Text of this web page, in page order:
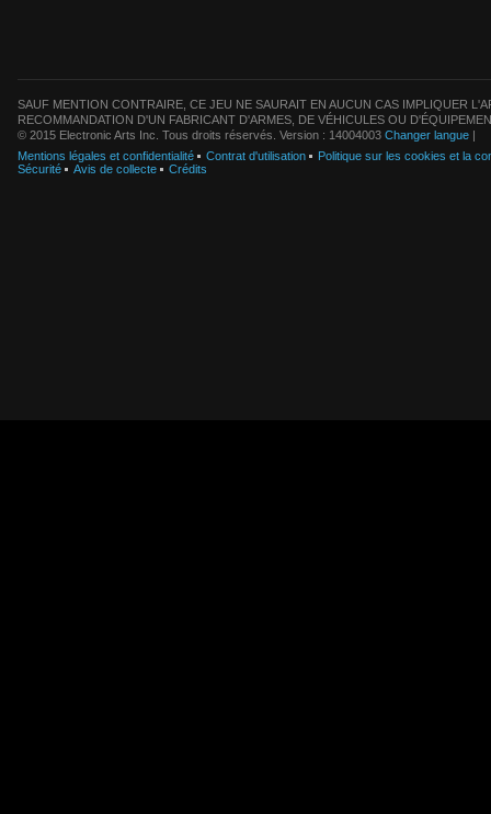
SAUF MENTION CONTRAIRE, CE JEU NE SAURAIT EN AUCUN CAS IMPLIQUER
RECOMMANDATION D'UN FABRICANT D'ARMES, DE VÉHICULES OU
© 2015 Electronic Arts Inc. Tous droits réservés. Version : 14004003 Changer langue |
Mentions légales et confidentialité
Contrat d'utilisation
Politique sur les cookies et la
Sécurité
Avis de collecte Crédits